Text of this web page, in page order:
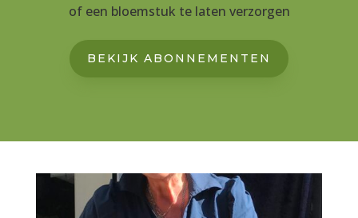
of een bloemstuk te laten verzorgen
BEKIJK ABONNEMENTEN